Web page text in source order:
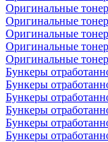
Оригинальные
Оригинальные
Оригинальные
Оригинальные
Оригинальные
Бункеры
Бункеры
Бункеры
Бункеры
Бункеры
Бункеры